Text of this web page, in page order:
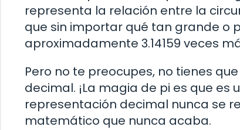
representa la relación entre la
que sin importar qué tan grande o
aproximadamente 3.14159 veces
Pero no te preocupes, no tienes
decimal. ¡La magia de pi es que es
representación decimal nunca se
matemático que nunca acaba.